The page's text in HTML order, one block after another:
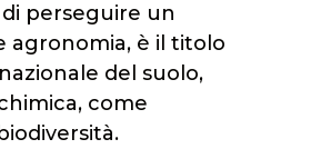
perseguire un
agronomia, è il titolo
del suolo,
come